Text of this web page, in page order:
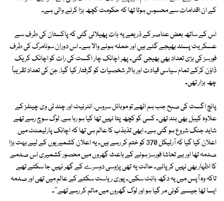
کے ان اقدامات سے محسوس ہوتا تھا کہ حکومت کچھ بڑا کرنے والی ہے۔
اس کے ساتھ بعض عناصر کے ذریعے یہ بات پھیلائی گئی کہ پاکستان کی طرف سے
عسکریت پسند بھیجے گئے ہیں اور حملہ ہونے والا ہے۔ اس دوران سونامرگ کی طرف
فورسز کی بڑی تعداد بھی بھیجی گئی۔ پھر اچانک چار اگست کی رات کو اچانک کریک
ڈاؤن کرکے تمام سیاسی قیادت اور بااثر شخصیات کو گرفتار کیا گیا، جن کی تعداد تقریباً
چھ ہزار تھی۔
پانچ اگست کی صبح جب ہم اٹھے تو موبائل سروس، انٹرنیٹ اور چند ٹی وی چینلز کے
علاوہ کیبل بھی بند تھی۔ کسی کو کچھ پتا نہیں تھا کیا ہو رہا ہے، لوگ سوچ رہے تھے
شاید جنگ شروع ہو گئی ہے۔ ابھی تذبذب کا عالم ہی تھا کہ اچانک پارلیمنٹ میں
اعلان کیا گیا کہ آرٹیکل 370 کو ختم کر رہے ہیں۔ یہ اعلان کشمیریوں کے لیے بہت بڑا
صدمہ تھا اور بے تحاشا فورسز ہونے کے باعث گھروں میں محصور کشمیری اس صدمے
کا اظہار بھی نہیں کر پائے۔ حالت یہ تھی پڑوسی دوسرے کے گھر نہیں جا سکتے تھے
تاکہ وہ آپس میں یہ دکھ بانٹ سکیں۔ پوری ریاست سکتے کے عالم میں تھی اور صدمہ
ایسا تھا جیسے کوئی مر گیا ہو اور لوگ گھروں میں ماتم کر رہے تھے''۔